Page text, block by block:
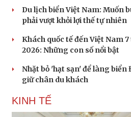
Du lịch biển Việt Nam: Muốn
phải vượt khỏi lợi thế tự nhiên
Khách quốc tế đến Việt Nam
2026: Những con số nổi bật
Nhặt bỏ 'hạt sạn' để làng biển
giữ chân du khách
KINH TẾ